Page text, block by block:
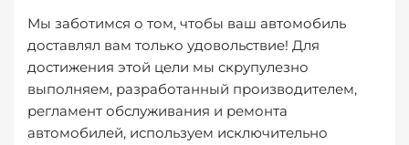
Мы заботимся о том, чтобы ваш автомобиль
доставлял вам только удовольствие! Для
достижения этой цели мы скрупулезно
выполняем, разработанный производителем,
регламент обслуживания и ремонта
автомобилей, используем исключительно